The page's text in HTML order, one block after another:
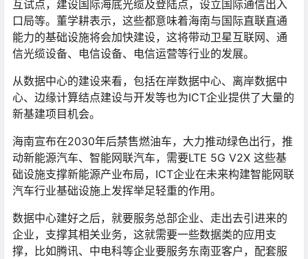
互试点，建设国际海底光缆及登陆点，设立国际通信出入
口局等。董学耕表示，这些都意味着海南与国际直联直通
能力的基础设施将会加快建设，这将带动卫星互联网、通
信光缆设备、电信设备、电信运营等行业的发展。
从数据中心的建设来看，包括在岸数据中心、离岸数据中
心、边缘计算结点建设与开发等也为ICT企业提供了大量的
新基建项目机会。
海南宣布在2030年后禁售燃油车，大力推动绿色出行，推
动新能源汽车、智能网联汽车，需要LTE 5G V2X 这些基
础设施支撑新能源产业布局，ICT企业在未来构建智能网联
汽车行业基础设施上发挥举足轻重的作用。
数据中心建好之后，就要服务总部企业、走出去引进来的
企业，支撑其相关业务，这就需要一些数据类的应用支
撑，比如腾讯、中电科等企业要服务东南亚客户，配套服